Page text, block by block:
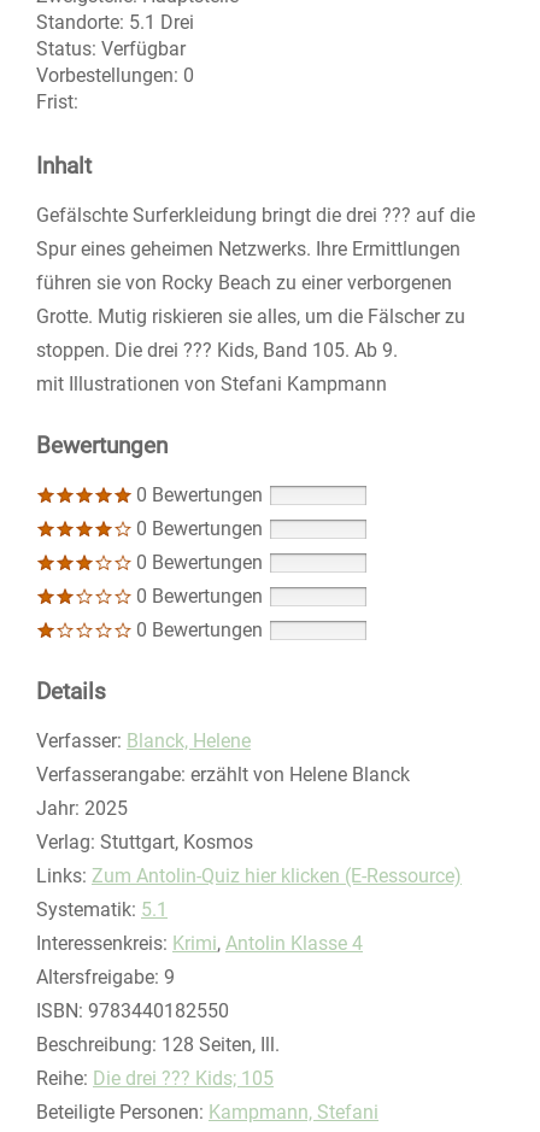
Standorte: 5.1 Drei
Status: Verfügbar
Vorbestellungen: 0
Frist:
Inhalt
Gefälschte Surferkleidung bringt die drei ??? auf die
Spur eines geheimen Netzwerks. Ihre Ermittlungen
führen sie von Rocky Beach zu einer verborgenen
Grotte. Mutig riskieren sie alles, um die Fälscher zu
stoppen. Die drei ??? Kids, Band 105. Ab 9.
mit Illustrationen von Stefani Kampmann
Bewertungen
0 Bewertungen
0 Bewertungen
0 Bewertungen
0 Bewertungen
0 Bewertungen
Details
Verfasser: Suche nach diesem Verfasser
Blanck, Helene
Verfasserangabe: erzählt von Helene Blanck
Jahr: 2025
Verlag: Stuttgart, Kosmos
opens in new tab
Links: Diesen Link in neuem Tab öffnen
Zum Antolin-Quiz hier klicken (E-Ressource)
Systematik: Suche nach dieser Systematik
5.1
Interessenkreis: Suche nach diesem Interessenskreis
Krimi, Antolin Klasse 4
Altersfreigabe: 9
ISBN: 9783440182550
Beschreibung: 128 Seiten, Ill.
Reihe: Die drei ??? Kids; 105
Beteiligte Personen: Suche nach dieser Beteiligten Person
Kampmann, Stefani